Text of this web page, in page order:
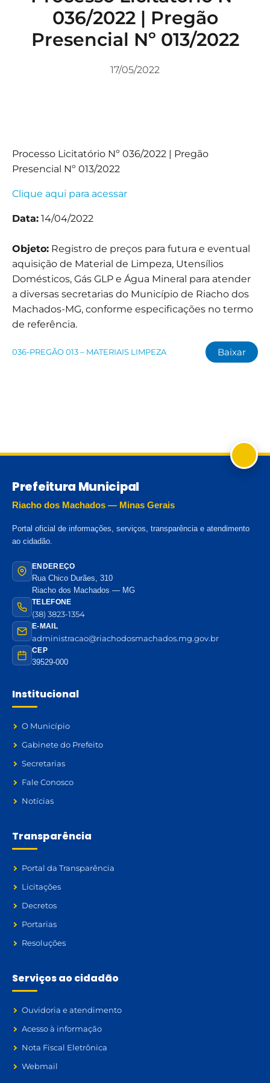
036/2022 | Pregão
Presencial Nº 013/2022
17/05/2022
Processo Licitatório Nº 036/2022 | Pregão
Presencial Nº 013/2022
Clique aqui para acessar
Data: 14/04/2022
Objeto: Registro de preços para futura e eventual
aquisição de Material de Limpeza, Utensílios
Domésticos, Gás GLP e Água Mineral para atender
a diversas secretarias do Município de Riacho dos
Machados-MG, conforme especificações no termo
de referência.
036-PREGÃO 013 – MATERIAIS LIMPEZA Baixar
Prefeitura Municipal
Riacho dos Machados — Minas Gerais
Portal oficial de informações, serviços, transparência e atendimento
ao cidadão.
ENDEREÇO
Rua Chico Durães, 310
Riacho dos Machados — MG
TELEFONE
(38) 3823-1354
E-MAIL
administracao@riachodosmachados.mg.gov.br
CEP
39529-000
Institucional
O Município
Gabinete do Prefeito
Secretarias
Fale Conosco
Notícias
Transparência
Portal da Transparência
Licitações
Decretos
Portarias
Resoluções
Serviços ao cidadão
Ouvidoria e atendimento
Acesso à informação
Nota Fiscal Eletrônica
Webmail